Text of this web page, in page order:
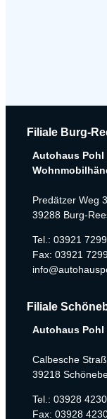
Filiale Burg-
Autohaus Pohl
Predätzer Weg 3
39288 Burg-
Tel.: 03921
Fax: 03921
Filiale
Autohaus Pohl
Calbesche
39218
Tel.: 03928
Fax: 03928